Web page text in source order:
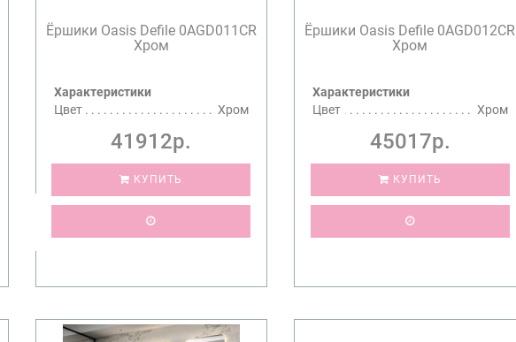
Ёршики Oasis Defile 0AGD011CR
Хром
Характеристики
Цвет
Хром
41912р.
КУПИТЬ
Ёршики Oasis Defile 0AGD012CR
Хром
Характеристики
Цвет
Хром
45017р.
КУПИТЬ